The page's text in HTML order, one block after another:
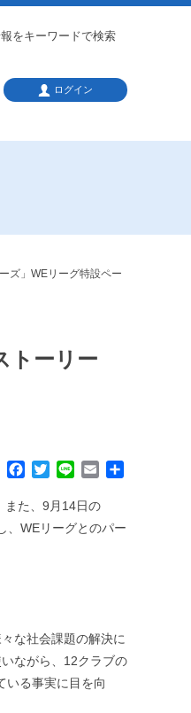
をキーワードで検索
ログイン
ズ」WEリーグ特設ペー
トーリー
c
e
i
n
e
a
i
また、9月14日の
、WEリーグとのパー
な社会課題の解決に
ながら、12クラブの
いる事実に目を向